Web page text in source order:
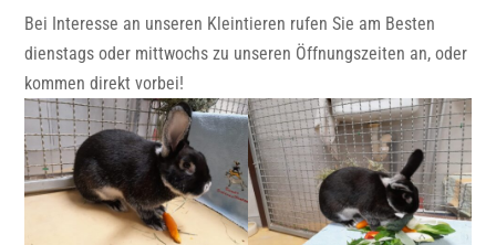
Bei Interesse an unseren Kleintieren rufen Sie am Besten
dienstags oder mittwochs zu unseren Öffnungszeiten an, oder
kommen direkt vorbei!